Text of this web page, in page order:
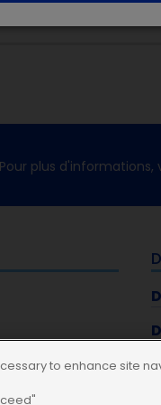
Pour plus
to enhance site